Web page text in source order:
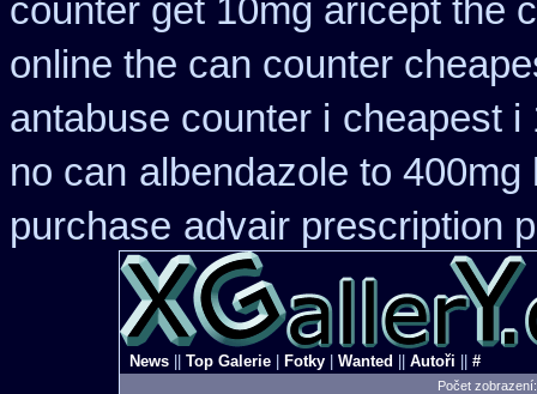
counter get 10mg aricept the
online the can counter
antabuse counter i cheapest i
no can albendazole to
purchase advair prescription
News Top Galerie Fotky Wanted Autoři #
Počet